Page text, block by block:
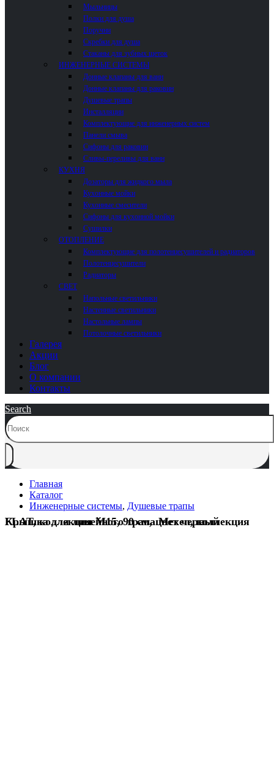
Мыльницы
Полки для душа
Поручни
Скребки для душа
Стаканы для зубных щеток
ИНЖЕНЕРНЫЕ СИСТЕМЫ
Донные клапаны для ванн
Донные клапаны для раковин
Душевые трапы
Инсталляции
Комплектующие для инженерных систем
Панели смыва
Сифоны для раковин
Сливы-переливы для ванн
КУХНЯ
Дозаторы для жидкого мыла
Кухонные мойки
Кухонные смесители
Сифоны для кухонной мойки
Сушилки
ОТОПЛЕНИЕ
Комплектующие для полотенцесушителей и радиаторов
Полотенцесушители
Радиаторы
СВЕТ
Напольные светильники
Настенные светильники
Настольные лампы
Потолочные светильники
Галерея
Акции
Блог
О компании
Контакты
Search
Главная
Каталог
Инженерные системы, Душевые трапы
Крышка для линейного трапа Mexen, коллекция FLAT, коллекция M15, 90 см, цвет черный